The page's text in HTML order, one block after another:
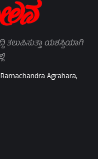
ತಲುಪಿಸುತ್ತಾ ಯಶಸ್ವಿಯಾಗಿ
Agrahara,